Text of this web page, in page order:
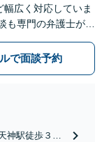
幅広く対応していま
も専門の弁護士が対
回相談無料！】ご依
てお話できるよう心
で面談予約
天神駅徒歩３